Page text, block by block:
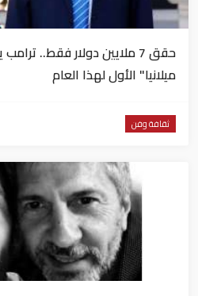
حقق 7 ملايين دولار فقط..
ميلانيا" الأول لهذا العام
ثقافة وفن